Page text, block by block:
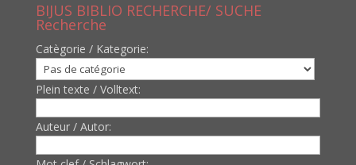
BIJUS BIBLIO RECHERCHE/ SUCHE
Recherche
Catègorie / Kategorie:
Plein texte / Volltext:
Auteur / Autor: